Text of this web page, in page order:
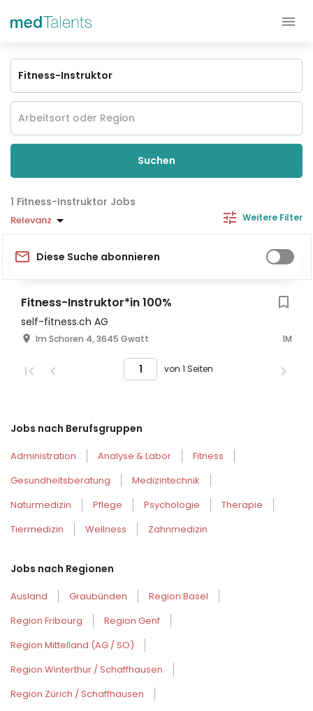
Suchen
Fitness-Instruktor Jobs
Relevanz Weitere Filter
Diese Suche abonnieren
Fitness-Instruktor*in 100%
self-fitness.ch AG
Im Schoren 4, 3645 Gwatt 1M
von 1 Seiten
Jobs nach Berufsgruppen
Administration Analyse & Labor
Fitness
Gesundheitsberatung
Medizintechnik
Naturmedizin
Pflege Psychologie
Therapie
Tiermedizin
Wellness Zahnmedizin
Jobs nach Regionen
Ausland Graubünden
Region Basel
Region Fribourg
Region Genf
Region Mittelland (AG / SO)
Region Winterthur / Schaffhausen
Region Zürich / Schaffhausen